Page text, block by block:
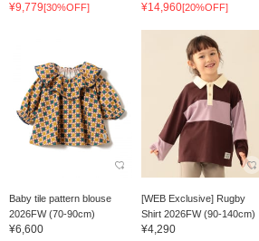
¥9,779[30%OFF]
¥14,960[20%OFF]
Baby tile pattern blouse
2026FW (70-90cm)
¥6,600
[WEB Exclusive] Rugby
Shirt 2026FW (90-140cm)
¥4,290